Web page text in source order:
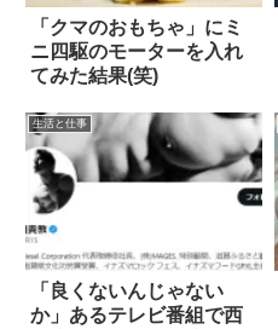
「クマのおもちゃ」にミ
ニ四駆のモーターを入れ
てみた結果(笑)
生活と仕事
「良くないんじゃない
か」あるテレビ番組で西